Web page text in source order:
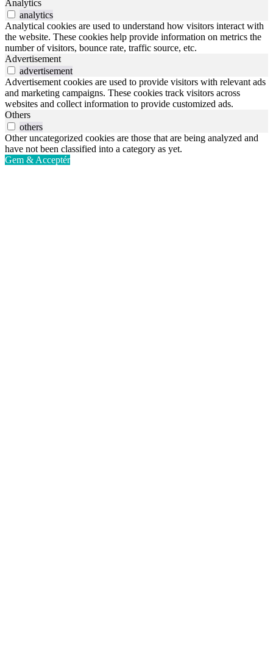
Analytics
analytics
Analytical cookies are used to understand how visitors interact with
the website. These cookies help provide information on metrics the
number of visitors, bounce rate, traffic source, etc.
Advertisement
advertisement
Advertisement cookies are used to provide visitors with relevant ads
and marketing campaigns. These cookies track visitors across
websites and collect information to provide customized ads.
Others
others
Other uncategorized cookies are those that are being analyzed and
have not been classified into a category as yet.
Gem & Acceptér